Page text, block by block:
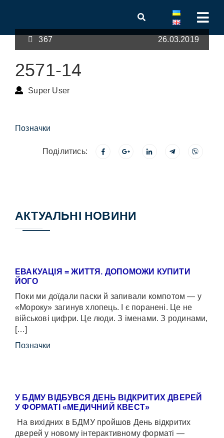
367 26.03.2019
2571-14
Super User
Позначки
Поділитись:
АКТУАЛЬНІ НОВИНИ
ЕВАКУАЦІЯ = ЖИТТЯ. ДОПОМОЖИ КУПИТИ
ЙОГО
Поки ми доїдали паски й запивали компотом — у
«Мороку» загинув хлопець. І є поранені. Це не
військові цифри. Це люди. З іменами. З родинами,
[…]
Позначки
У БДМУ ВІДБУВСЯ ДЕНЬ ВІДКРИТИХ ДВЕРЕЙ
У ФОРМАТІ «МЕДИЧНИЙ КВЕСТ»
На вихідних в БДМУ пройшов День відкритих
дверей у новому інтерактивному форматі —